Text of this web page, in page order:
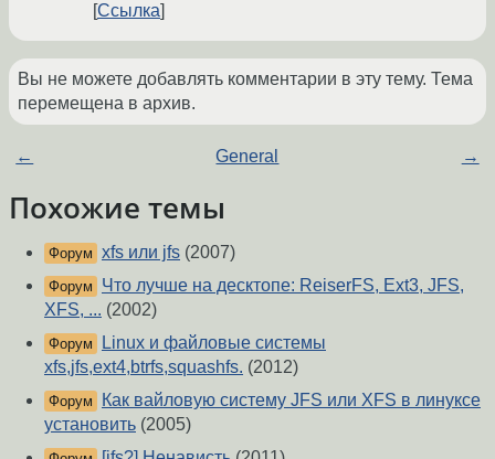
Ссылка
Вы не можете добавлять комментарии в эту тему. Тема
перемещена в архив.
← General →
Похожие темы
Форум xfs или jfs (2007)
Форум
Что лучше на десктопе: ReiserFS, Ext3, JFS,
XFS, ... (2002)
Форум
Linux и файловые системы
xfs,jfs,ext4,btrfs,squashfs. (2012)
Форум
Как вайловую систему JFS или XFS в линуксе
установить (2005)